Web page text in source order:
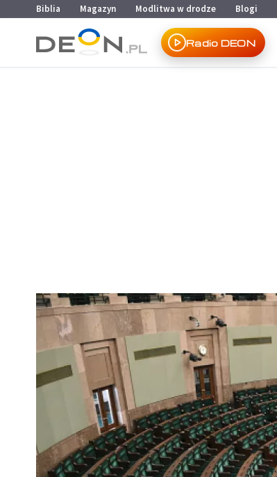
Przejdź do menu głównego
Przejdź do treści
Biblia Magazyn Modlitwa w drodze Blogi
Radio DEON